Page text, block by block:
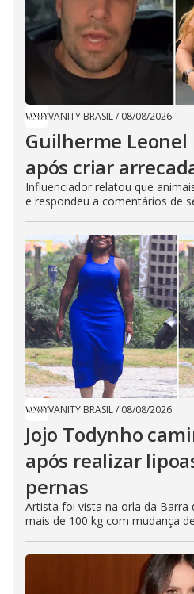
VANITY BRASIL/ 08/08/2026
Guilherme
após criar
Influenciador relatou que
e respondeu a comentários de
VANITY BRASIL/ 08/08/2026
Jojo Todynho
após realizar
pernas
Artista foi vista na orla da Barra
mais de 100 kg com mudança